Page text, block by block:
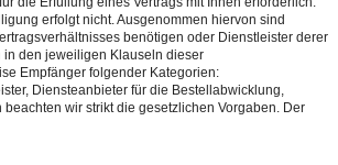
erfolgt nicht. Ausgenommen hiervon sind
benötigen oder Dienstleister derer
den jeweiligen Klauseln dieser
Empfänger folgender Kategorien:
Diensteanbieter für die Bestellabwicklung,
wir strikt die gesetzlichen Vorgaben. Der